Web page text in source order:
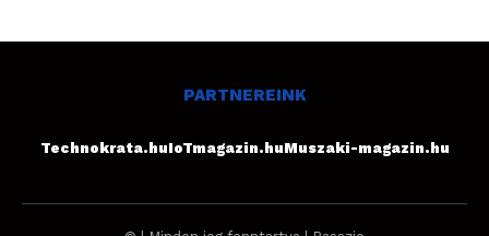
PARTNEREINK
Technokrata.huIoTmagazin.huMuszaki-magazin.hu